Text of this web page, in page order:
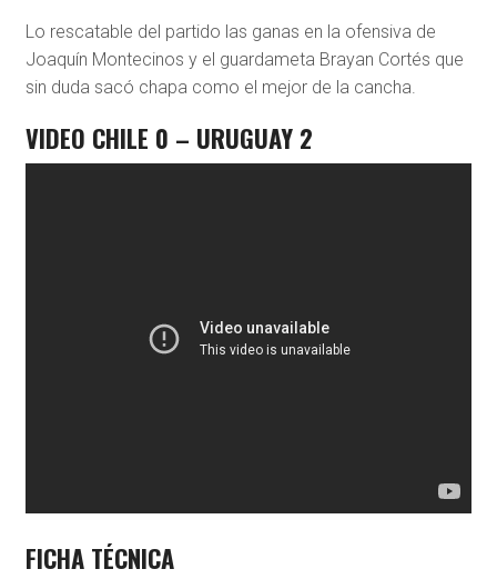
Lo rescatable del partido las ganas en la ofensiva de
Joaquín Montecinos y el guardameta Brayan Cortés que
sin duda sacó chapa como el mejor de la cancha.
VIDEO CHILE 0 – URUGUAY 2
FICHA TÉCNICA